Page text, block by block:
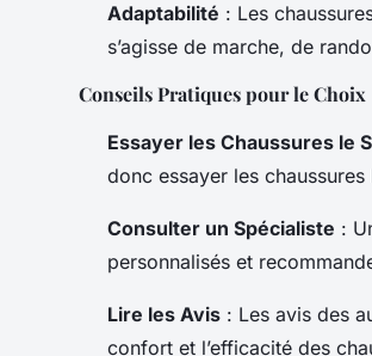
Adaptabilité : Les
s’agisse de marche, de
Conseils Pratiques pour le Choix
Essayer les Chaussures le
donc essayer les
Consulter un Spécialiste :
personnalisés et
Lire les Avis : Les avis des
confort et l’efficacité des